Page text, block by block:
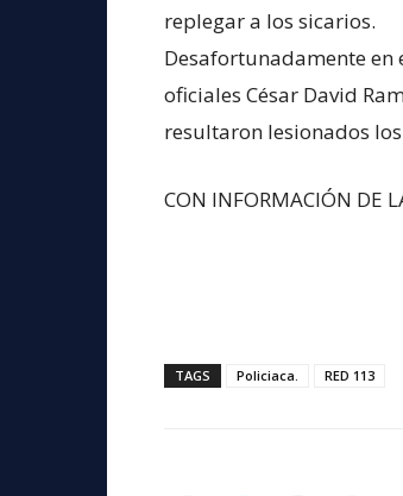
replegar a los sicarios.
Desafortunadamente
oficiales César David
resultaron lesionados
CON INFORMACIÓN DE
TAGS Policiaca. RED 113